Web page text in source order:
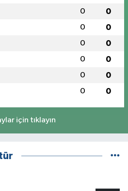
0 0
0 0
0 0
0 0
0 0
0 0
için tıklayın